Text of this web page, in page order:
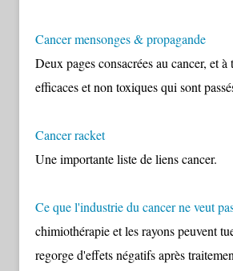
Cancer mensonges & propagande
Deux pages consacrées au cancer, et
efficaces et non toxiques qui sont
Cancer racket
Une importante liste de liens cancer.
Ce que l'industrie du cancer ne veut
chimiothérapie et les rayons peuvent
regorge d'effets négatifs après